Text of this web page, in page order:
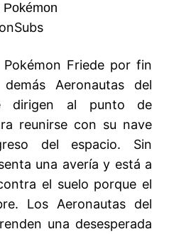
Friede por fin
Aeronautas del
dirigen al punto de
reunirse con su nave
del espacio. Sin
una avería y está a
el suelo porque el
Los Aeronautas del
una desesperada